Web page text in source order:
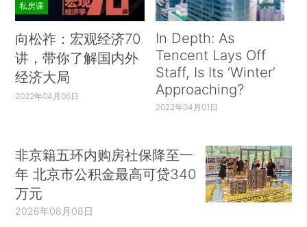
私房课
向松祚：宏观经济70
讲，带你了解国内外
经济大局
2022年04月06日
In Depth: As
Tencent Lays Off
Staff, Is Its ‘Winter’
Approaching?
2022年04月01日
非京籍五环内购房社保降至一
年 北京市公积金最高可贷340
万元
2026年08月08日